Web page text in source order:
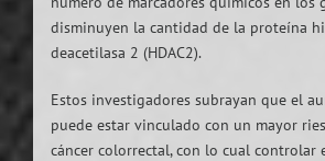
disminuyen la cantidad de la proteína
deacetilasa 2 (HDAC2).
Estos investigadores subrayan que el
puede estar vinculado con un mayor
cáncer colorrectal, con lo cual controlar